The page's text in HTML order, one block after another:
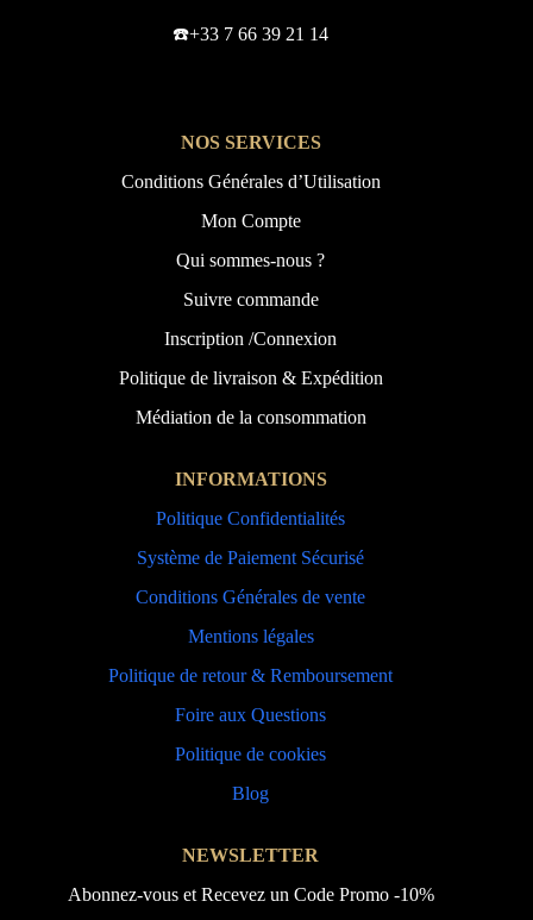
☎️+33 7 66 39 21 14
NOS SERVICES
Conditions Générales d’Utilisation
Mon Compte
Qui sommes-nous ?
Suivre commande
Inscription /Connexion
Politique de livraison & Expédition
Médiation de la consommation
INFORMATIONS
Politique Confidentialités
Système de Paiement Sécurisé
Conditions Générales de vente
Mentions légales
Politique de retour & Remboursement
Foire aux Questions
Politique de cookies
Blog
NEWSLETTER
Abonnez-vous et Recevez un Code Promo -10%